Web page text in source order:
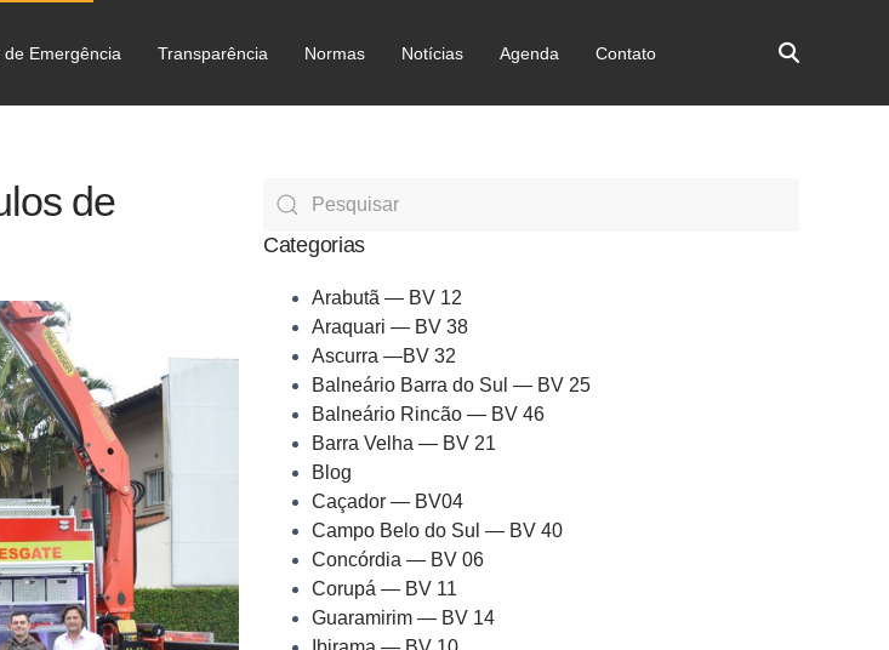
de Emergência Transparência Normas Notícias Agenda Contato
de
Categorias
Arabutã — BV 12
Araquari — BV 38
Ascurra —BV 32
Balneário Barra do Sul — BV 25
Balneário Rincão — BV 46
Barra Velha — BV 21
Blog
Caçador — BV04
Campo Belo do Sul — BV 40
Concórdia — BV 06
Corupá — BV 11
Guaramirim — BV 14